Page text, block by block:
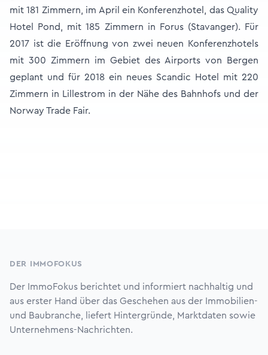
mit 181 Zimmern, im April ein Konferenzhotel, das Quality
Hotel Pond, mit 185 Zimmern in Forus (Stavanger). Für
2017 ist die Eröffnung von zwei neuen Konferenzhotels
mit 300 Zimmern im Gebiet des Airports von Bergen
geplant und für 2018 ein neues Scandic Hotel mit 220
Zimmern in Lillestrom in der Nähe des Bahnhofs und der
Norway Trade Fair.
DER IMMOFOKUS
Der ImmoFokus berichtet und informiert nachhaltig und
aus erster Hand über das Geschehen aus der Immobilien-
und Baubranche, liefert Hintergründe, Marktdaten sowie
Unternehmens-Nachrichten.